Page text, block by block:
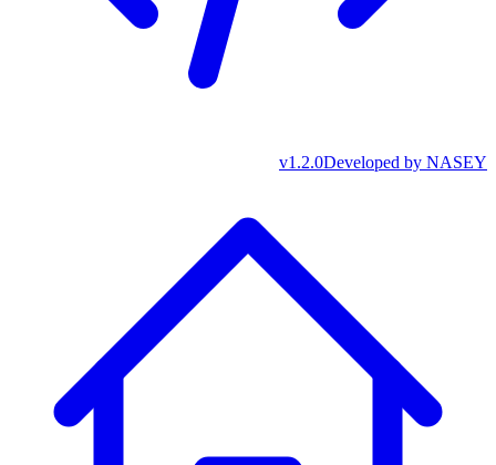
Developed by NASEY
v1.2.0